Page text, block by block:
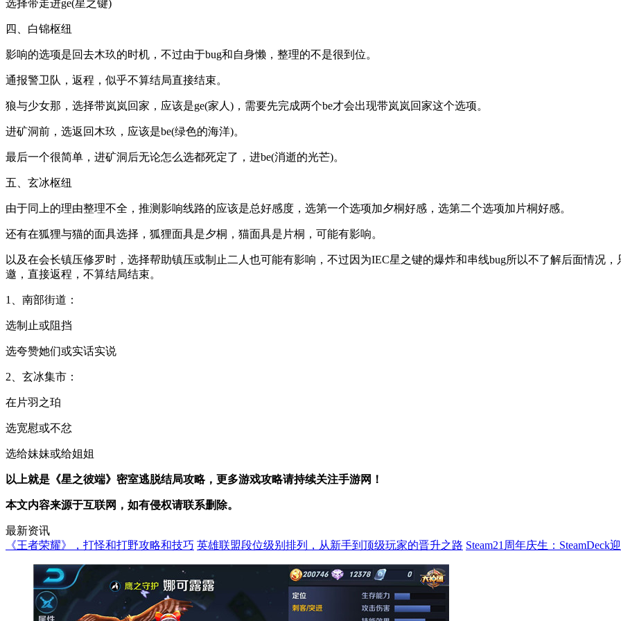
选择带走进ge(星之键)
四、白锦枢纽
影响的选项是回去木玖的时机，不过由于bug和自身懒，整理的不是很到位。
通报警卫队，返程，似乎不算结局直接结束。
狼与少女那，选择带岚岚回家，应该是ge(家人)，需要先完成两个be才会出现带岚岚回家这个选项。
进矿洞前，选返回木玖，应该是be(绿色的海洋)。
最后一个很简单，进矿洞后无论怎么选都死定了，进be(消逝的光芒)。
五、玄冰枢纽
由于同上的理由整理不全，推测影响线路的应该是总好感度，选第一个选项加夕桐好感，选第二个选项加片桐好感。
还有在狐狸与猫的面具选择，狐狸面具是夕桐，猫面具是片桐，可能有影响。
以及在会长镇压修罗时，选择帮助镇压或制止二人也可能有影响，不过因为IEC星之键的爆炸和串线bug所以不了解后面情况
邀，直接返程，不算结局结束。
1、南部街道：
选制止或阻挡
选夸赞她们或实话实说
2、玄冰集市：
在片羽之珀
选宽慰或不忿
选给妹妹或给姐姐
以上就是《星之彼端》密室逃脱结局攻略，更多游戏攻略请持续关注手游网！
本文内容来源于互联网，如有侵权请联系删除。
最新资讯
《王者荣耀》，打怪和打野攻略和技巧 英雄联盟段位级别排列，从新手到顶级玩家的晋升之路 Steam21周年庆生：